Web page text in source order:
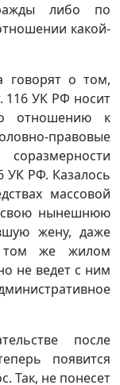
либо по
какой-
говорят о том,
116 УК РФ носит
отношению к
правовые
УК РФ. Казалось
массовой
нынешнюю
жену, даже
том же жилом
не ведет с ним
после
появится
Так, не понесет